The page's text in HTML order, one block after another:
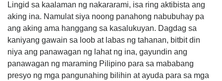
Lingid sa kaalaman ng nakararami, isa ring aktibista ang
aking ina. Namulat siya noong panahong nabubuhay pa
ang aking ama hanggang sa kasalukuyan. Dagdag sa
kaniyang gawain sa loob at labas ng tahanan, bitbit din
niya ang panawagan ng lahat ng ina, gayundin ang
panawagan ng maraming Pilipino para sa mababang
presyo ng mga pangunahing bilihin at ayuda para sa mga